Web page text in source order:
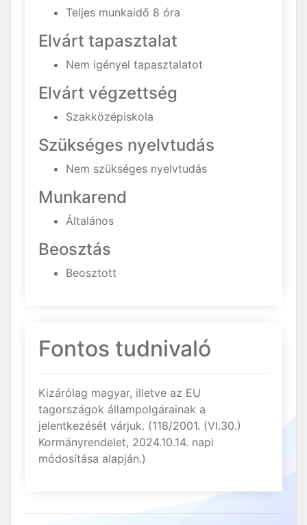
Teljes munkaidő 8 óra
Elvárt tapasztalat
Nem igényel tapasztalatot
Elvárt végzettség
Szakközépiskola
Szükséges nyelvtudás
Nem szükséges nyelvtudás
Munkarend
Általános
Beosztás
Beosztott
Fontos tudnivaló
Kizárólag magyar, illetve az EU
tagországok állampolgárainak a
jelentkezését várjuk. (118/2001. (VI.30.)
Kormányrendelet, 2024.10.14. napi
módosítása alapján.)